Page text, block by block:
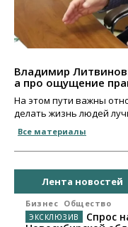
Владимир
а про ощущение
На этом пути важны
делать жизнь людей
Все материалы
Лента новостей
Бизнес Общество
Спрос